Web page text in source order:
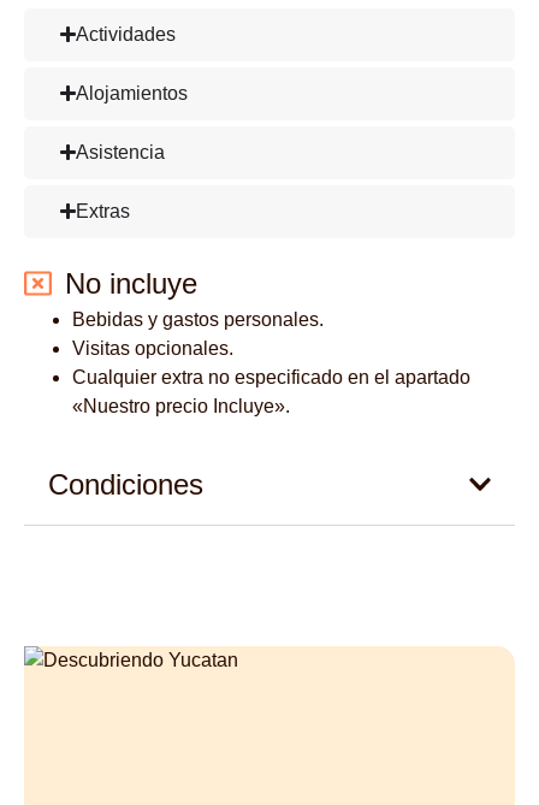
Actividades
Alojamientos
Asistencia
Extras
No incluye
Bebidas y gastos personales.
Visitas opcionales.
Cualquier extra no especificado en el apartado
«Nuestro precio Incluye».
Condiciones